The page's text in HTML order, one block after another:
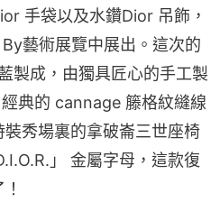
手袋以及水鑽Dior 吊飾，
藝術展覽中展出。這次的
製成，由獨具匠心的手工製
典的 cannage 籐格紋縫線
秀場裏的拿破崙三世座椅
」 金屬字母，這款復